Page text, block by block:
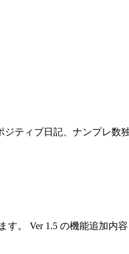
ティブ日記、ナンプレ数
。 Ver 1.5 の機能追加